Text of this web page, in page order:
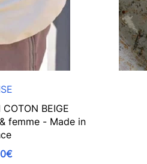
BEIGE
femme - Made in